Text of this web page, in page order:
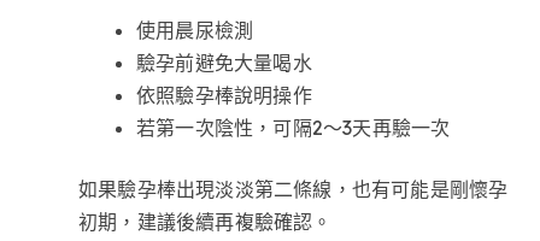
使用晨尿檢測
驗孕前避免大量喝水
依照驗孕棒說明操作
若第一次陰性，可隔2～3天再驗一次
如果驗孕棒出現淡淡第二條線，也有可能是剛懷孕
初期，建議後續再複驗確認。